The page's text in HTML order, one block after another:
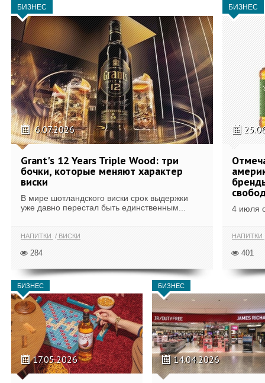
БИЗНЕС
6.07.2026
Grant's 12 Years Triple Wood: три
бочки, которые меняют характер
виски
В мире шотландского виски срок выдержки
уже давно перестал быть единственным...
НАПИТКИ ВИСКИ
284
БИЗНЕС
4 июля
НАПИТКИ
401
БИЗНЕС
17.05.2026
БИЗНЕС
14.04.2026